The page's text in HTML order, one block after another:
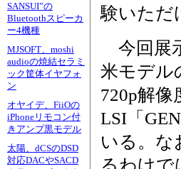
SANSUI”の
Bluetoothスピーカ
ー4機種
MJSOFT、moshi
audioの焼結セラミ
ック筐体イヤフォ
ン
オヤイデ、FiiOの
iPhoneリモコン付
きアンプ黒モデル
太陽、dCSのDSD
対応DACやSACD
験いただ
今回展
米モデル
720p解像
LSI「
いる。な
るわけで